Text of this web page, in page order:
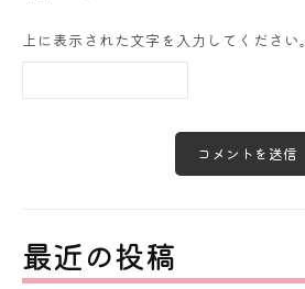
上に表示された文字を入力してください。
最近の投稿